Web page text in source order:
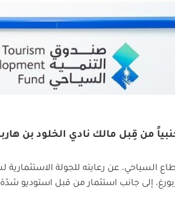
من قِبل مالك نادي الخلود بن
السياحي، عن رعايته للجولة الاستثمارية
إلى جانب استثمار من قبل استوديو شدّة